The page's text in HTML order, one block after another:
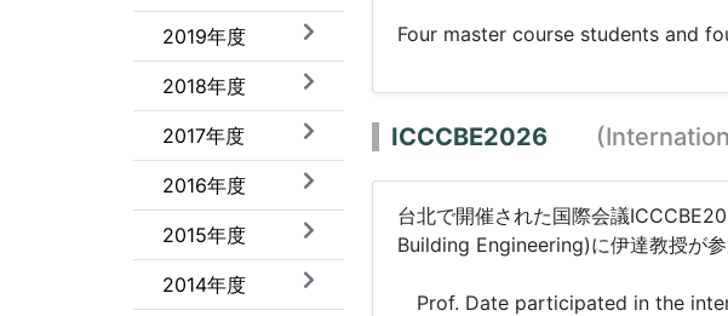
Four master course students and
ICCCBE2026
台北で開催された国際会議
Building Engineering)に伊達教授が
Prof. Date participated in the
2019年度
2018年度
2017年度
2016年度
2015年度
2014年度